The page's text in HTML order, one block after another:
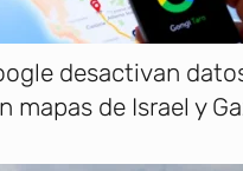
desactivan
mapas de Israel y